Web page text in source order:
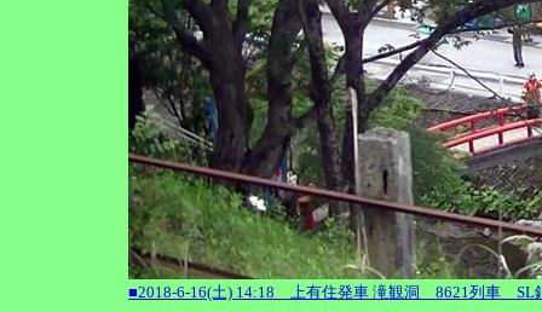
■2018-6-16(土) 14:18 上有住発車 滝観洞 8621列車 SL